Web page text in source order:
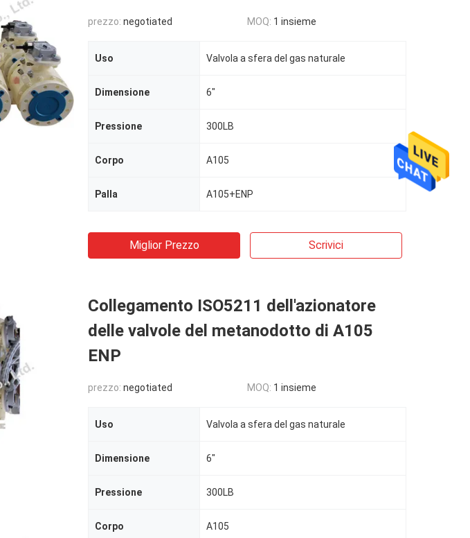
prezzo: negotiated MOQ: 1 insieme
Uso Valvola a sfera del gas naturale
Dimensione 6"
Pressione 300LB
Corpo A105
Palla A105+ENP
Miglior Prezzo Scrivici
Collegamento ISO5211 dell'azionatore
delle valvole del metanodotto di A105
ENP
prezzo: negotiated MOQ: 1 insieme
Uso Valvola a sfera del gas naturale
Dimensione 6"
Pressione 300LB
Corpo A105